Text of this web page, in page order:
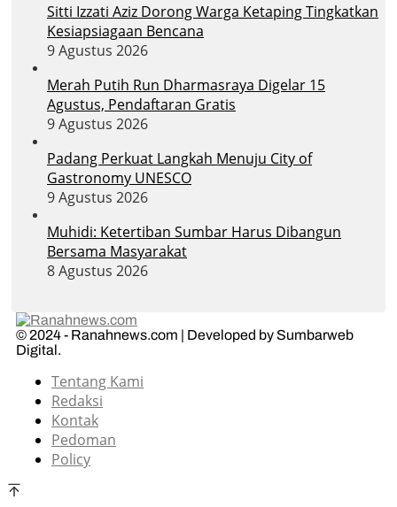
Sitti Izzati Aziz Dorong Warga Ketaping Tingkatkan
Kesiapsiagaan Bencana
9 Agustus 2026
Merah Putih Run Dharmasraya Digelar 15
Agustus, Pendaftaran Gratis
9 Agustus 2026
Padang Perkuat Langkah Menuju City of
Gastronomy UNESCO
9 Agustus 2026
Muhidi: Ketertiban Sumbar Harus Dibangun
Bersama Masyarakat
8 Agustus 2026
© 2024 - Ranahnews.com | Developed by Sumbarweb
Digital.
Tentang Kami
Redaksi
Kontak
Pedoman
Policy